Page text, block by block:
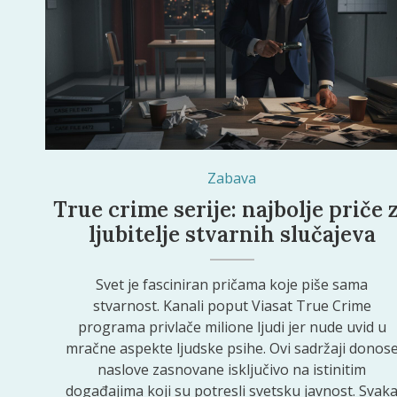
Zabava
True crime serije: najbolje priče
ljubitelje stvarnih slučajeva
Svet je fasciniran pričama koje piše sama
stvarnost. Kanali poput Viasat True Crime
programa privlače milione ljudi jer nude uvid u
mračne aspekte ljudske psihe. Ovi sadržaji donose
naslove zasnovane isključivo na istinitim
događajima koji su potresli svetsku javnost. Svaka